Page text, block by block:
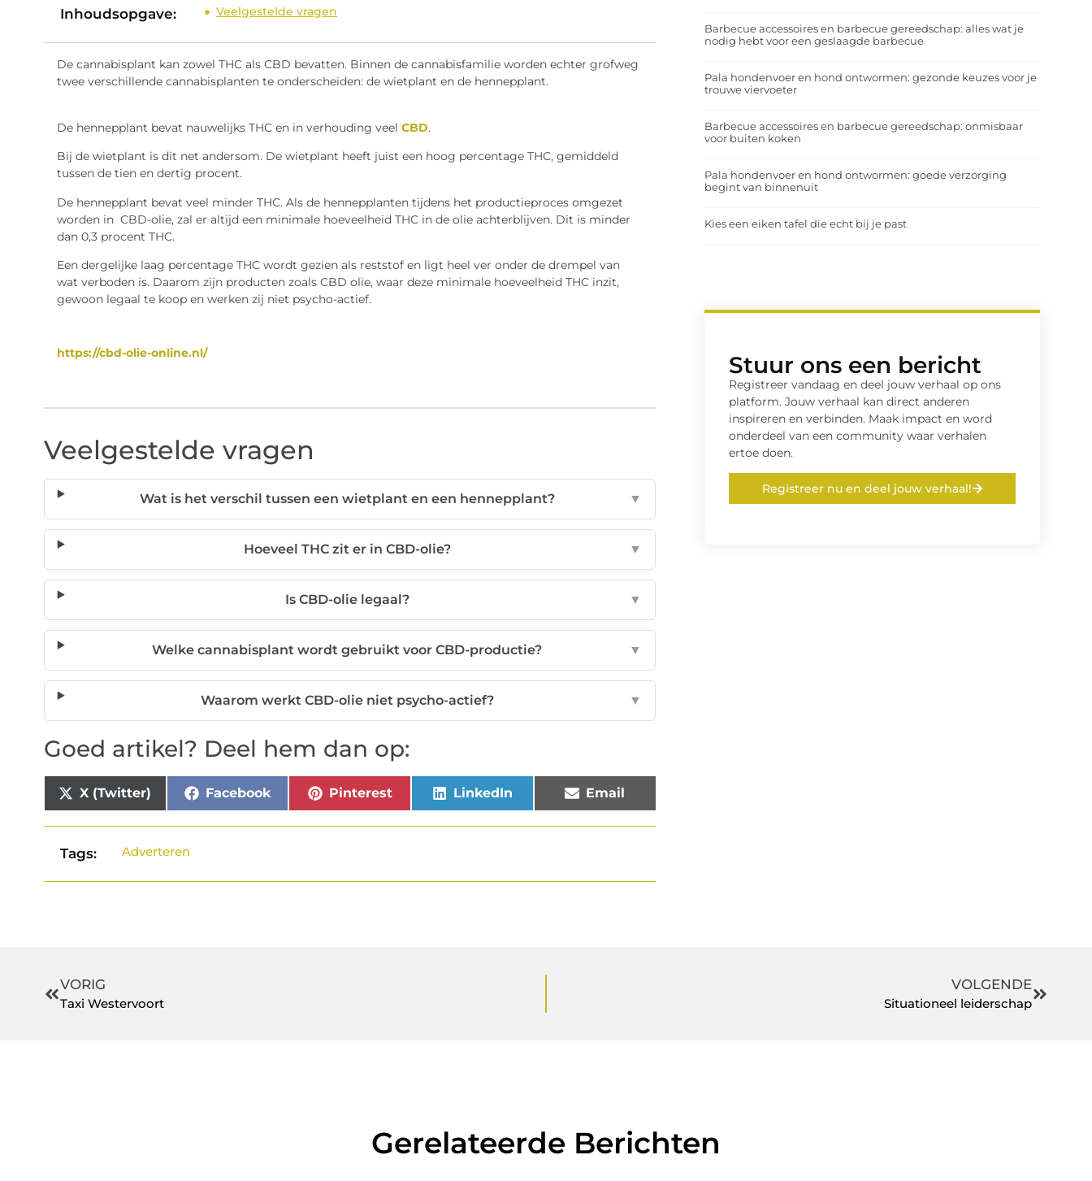
Inhoudsopgave: Veelgestelde vragen
De cannabisplant kan zowel THC als CBD bevatten. Binnen de cannabisfamilie worden echter grofweg
twee verschillende cannabisplanten te onderscheiden: de wietplant en de hennepplant.
De hennepplant bevat nauwelijks THC en in verhouding veel CBD.
Bij de wietplant is dit net andersom. De wietplant heeft juist een hoog percentage THC, gemiddeld
tussen de tien en dertig procent.
De hennepplant bevat veel minder THC. Als de hennepplanten tijdens het productieproces omgezet
worden in CBD-olie, zal er altijd een minimale hoeveelheid THC in de olie achterblijven. Dit is minder
dan 0,3 procent THC.
Een dergelijke laag percentage THC wordt gezien als reststof en ligt heel ver onder de drempel van
wat verboden is. Daarom zijn producten zoals CBD olie, waar deze minimale hoeveelheid THC inzit,
gewoon legaal te koop en werken zij niet psycho-actief.
https://cbd-olie-online.nl/
Veelgestelde vragen
Wat is het verschil tussen een wietplant en een hennepplant? ▼
Hoeveel THC zit er in CBD-olie? ▼
Is CBD-olie legaal? ▼
Welke cannabisplant wordt gebruikt voor CBD-productie? ▼
Waarom werkt CBD-olie niet psycho-actief? ▼
Goed artikel? Deel hem dan op:
X (Twitter) Facebook Pinterest LinkedIn Email
Tags: Adverteren
Barbecue accessoires en barbecue gereedschap: alles wat je
nodig hebt voor een geslaagde barbecue
Pala hondenvoer en hond ontwormen: gezonde keuzes voor je
trouwe viervoeter
Barbecue accessoires en barbecue gereedschap: onmisbaar
voor buiten koken
Pala hondenvoer en hond ontwormen: goede verzorging
begint van binnenuit
Kies een eiken tafel die echt bij je past
Stuur ons een bericht
Registreer vandaag en deel jouw verhaal op ons
platform. Jouw verhaal kan direct anderen
inspireren en verbinden. Maak impact en word
onderdeel van een community waar verhalen
ertoe doen.
Registreer nu en deel jouw verhaal!
VORIG
Taxi Westervoort
VOLGENDE
Situationeel leiderschap
Gerelateerde Berichten